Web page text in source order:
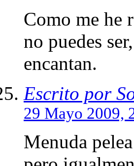
Como me he
no puedes
encantan.
Escrito por
29 Mayo 2009,
Menuda